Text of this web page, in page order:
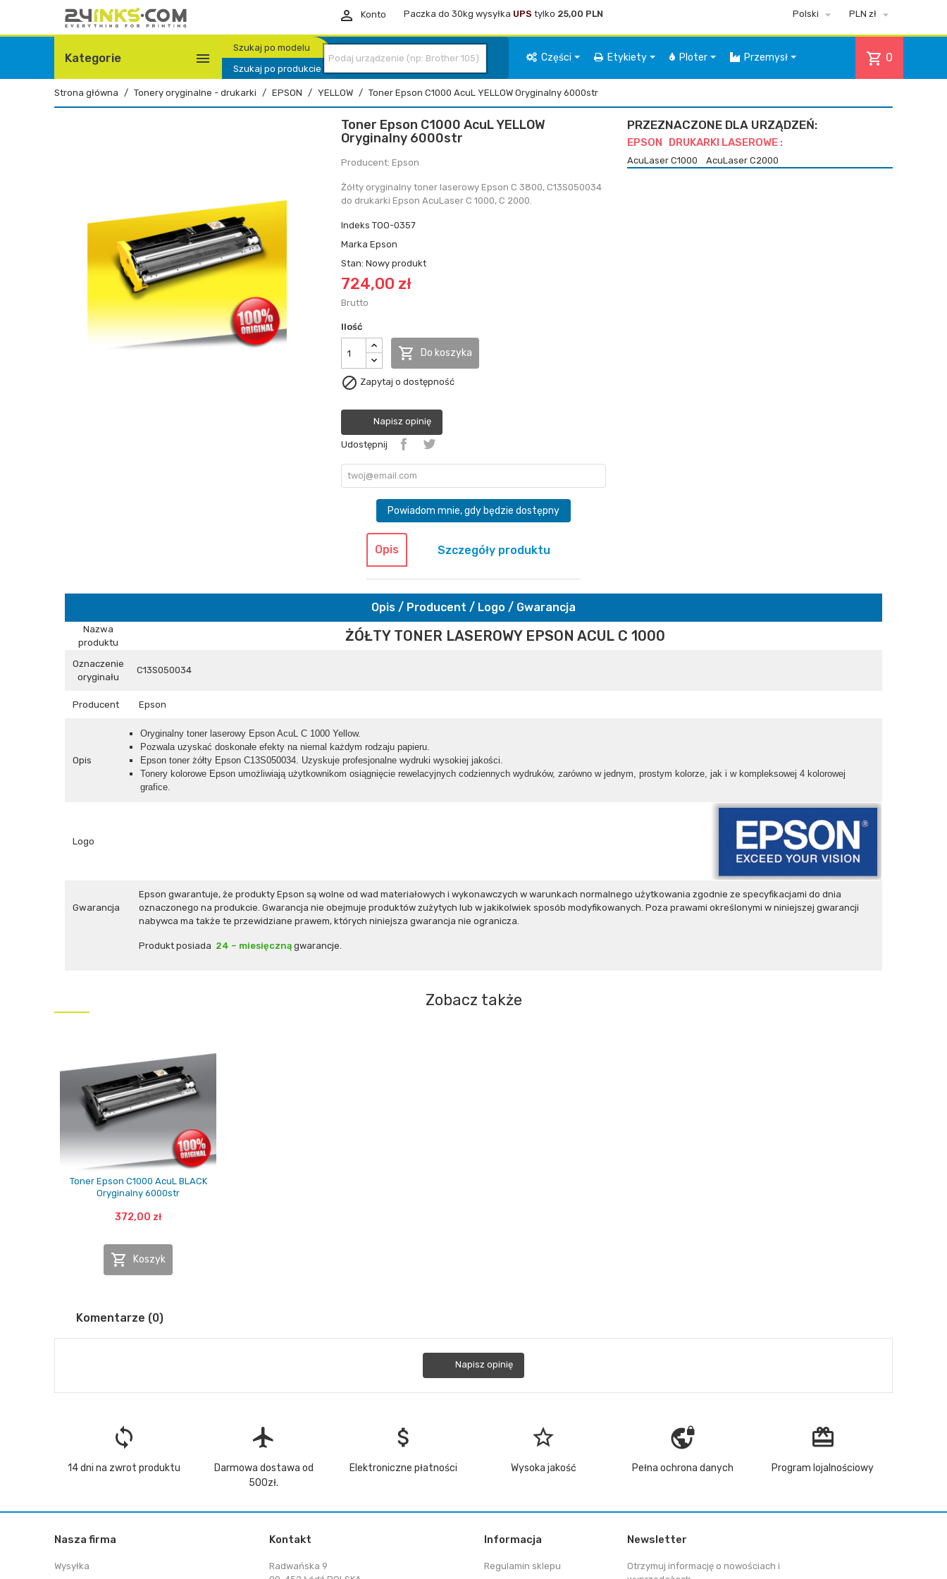
 Konto Paczka do 30kg wysyłka UPS tylko 25,00 PLN Polski  PLN zł 
Kategorie 
Szukaj po modelu
Szukaj po produkcie
shopping_cart 0
Części Etykiety Ploter Przemysł
Strona główna Tonery oryginalne - drukarki EPSON YELLOW Toner Epson C1000 AcuL YELLOW Oryginalny 6000str
Toner Epson C1000 AcuL YELLOW
Oryginalny 6000str
Producent: Epson
Żółty oryginalny toner laserowy Epson C 3800, C13S050034
do drukarki Epson AcuLaser C 1000, C 2000.
Indeks TOO-0357
Marka Epson
Stan: Nowy produkt
724,00 zł
Brutto
Ilość
 Do koszyka
 Zapytaj o dostępność
Napisz opinię
Udostępnij
Powiadom mnie, gdy będzie dostępny
PRZEZNACZONE DLA URZĄDZEŃ:
EPSON DRUKARKI LASEROWE :
AcuLaser C1000 AcuLaser C2000
Opis Szczegóły produktu
Opis / Producent / Logo / Gwarancja
Nazwa
produktu
ŻÓŁTY TONER LASEROWY EPSON ACUL C 1000
Oznaczenie
oryginału
C13S050034
Producent Epson
Opis
Oryginalny toner laserowy Epson AcuL C 1000 Yellow.
Pozwala uzyskać doskonałe efekty na niemal każdym rodzaju papieru.
Epson toner żółty Epson C13S050034. Uzyskuje profesjonalne wydruki wysokiej jakości.
Tonery kolorowe Epson umożliwiają użytkownikom osiągnięcie rewelacyjnych codziennych wydruków, zarówno w jednym, prostym kolorze, jak i w kompleksowej 4 kolorowej
grafice.
Logo
Gwarancja
Epson gwarantuje, że produkty Epson są wolne od wad materiałowych i wykonawczych w warunkach normalnego użytkowania zgodnie ze specyfikacjami do dnia
oznaczonego na produkcie. Gwarancja nie obejmuje produktów zużytych lub w jakikolwiek sposób modyfikowanych. Poza prawami określonymi w niniejszej gwarancji
nabywca ma także te przewidziane prawem, których niniejsza gwarancja nie ogranicza.
Produkt posiada 24 – miesięczną gwarancje.
Zobacz także
Toner Epson C1000 AcuL BLACK
Oryginalny 6000str
372,00 zł
 Koszyk
Komentarze (0)
Napisz opinię
loop
14 dni na zwrot produktu
flight
Darmowa dostawa od
500zł.
attach_money
Elektroniczne płatności
star_border
Wysoka jakość
vpn_lock
Pełna ochrona danych
redeem
Program lojalnościowy
Nasza firma
Wysyłka
Kontakt
Radwańska 9
Informacja
Regulamin sklepu
Newsletter
Otrzymuj informację o nowościach i